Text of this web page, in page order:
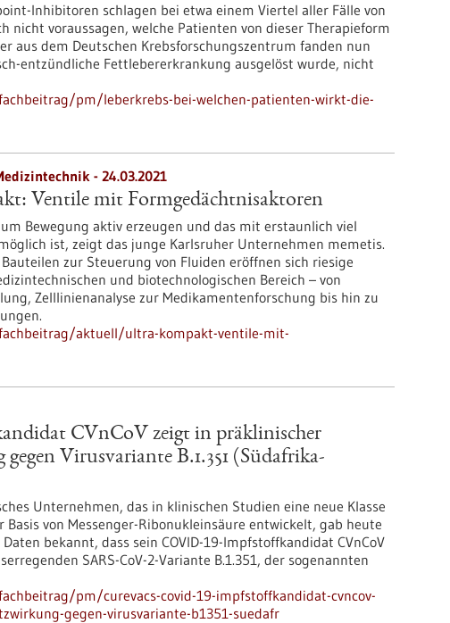
Inhibitoren schlagen bei etwa einem Viertel aller Fälle von
nicht voraussagen, welche Patienten von dieser Therapieform
aus dem Deutschen Krebsforschungszentrum fanden nun
entzündliche Fettlebererkrankung ausgelöst wurde, nicht
pm/leberkrebs-bei-welchen-patienten-wirkt-die-
- 24.03.2021
Ventile mit Formgedächtnisaktoren
Bewegung aktiv erzeugen und das mit erstaunlich viel
ist, zeigt das junge Karlsruher Unternehmen memetis.
zur Steuerung von Fluiden eröffnen sich riesige
und biotechnologischen Bereich – von
Zelllinienanalyse zur Medikamentenforschung bis hin zu
aktuell/ultra-kompakt-ventile-mit-
CVnCoV zeigt in präklinischer
Virusvariante B.1.351 (Südafrika-
Unternehmen, das in klinischen Studien eine neue Klasse
von Messenger-Ribonukleinsäure entwickelt, gab heute
bekannt, dass sein COVID-19-Impfstoffkandidat CVnCoV
SARS-CoV-2-Variante B.1.351, der sogenannten
pm/curevacs-covid-19-impfstoffkandidat-cvncov-
gegen-virusvariante-b1351-suedafr